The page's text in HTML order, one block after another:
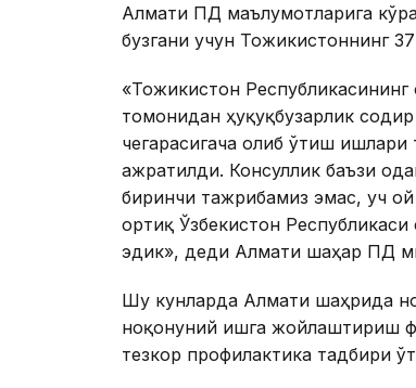
Алмати ПД маълумотларига
бузгани учун Тожикистоннинг
«Тожикистон
томонидан ҳуқуқбузарлик
чегарасигача олиб ўтиш
ажратилди. Консуллик баъзи
биринчи тажрибамиз эмас, уч
ортиқ Ўзбекистон
эдик», деди Алмати шаҳар ПД
Шу кунларда Алмати шаҳрида
ноқонуний ишга жойлаштириш
тезкор профилактика тадбири